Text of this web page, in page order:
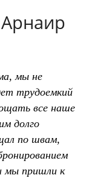
мы не
трудоемкий
все наше
долго
по швам,
мы пришли к